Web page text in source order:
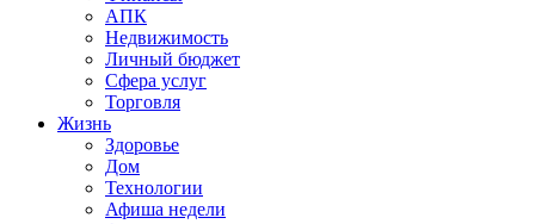
АПК
Недвижимость
Личный бюджет
Сфера услуг
Торговля
Жизнь
Здоровье
Дом
Технологии
Афиша недели